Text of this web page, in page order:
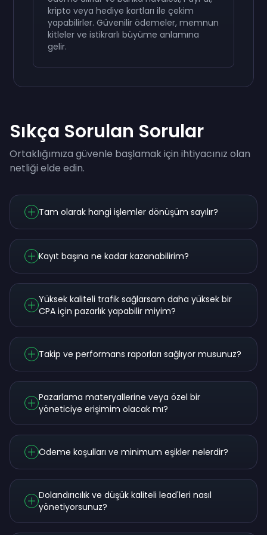
kripto veya hediye kartları ile çekim
yapabilirler. Güvenilir ödemeler, memnun
kitleler ve istikrarlı büyüme anlamına
gelir.
Sıkça Sorulan Sorular
Ortaklığımıza güvenle başlamak için ihtiyacınız olan
netliği elde edin.
Tam olarak hangi işlemler dönüşüm sayılır?
Kayıt başına ne kadar kazanabilirim?
Yüksek kaliteli trafik sağlarsam daha yüksek bir
CPA için pazarlık yapabilir miyim?
Takip ve performans raporları sağlıyor musunuz?
Pazarlama materyallerine veya özel bir
yöneticiye erişimim olacak mı?
Ödeme koşulları ve minimum eşikler nelerdir?
Dolandırıcılık ve düşük kaliteli lead'leri nasıl
yönetiyorsunuz?